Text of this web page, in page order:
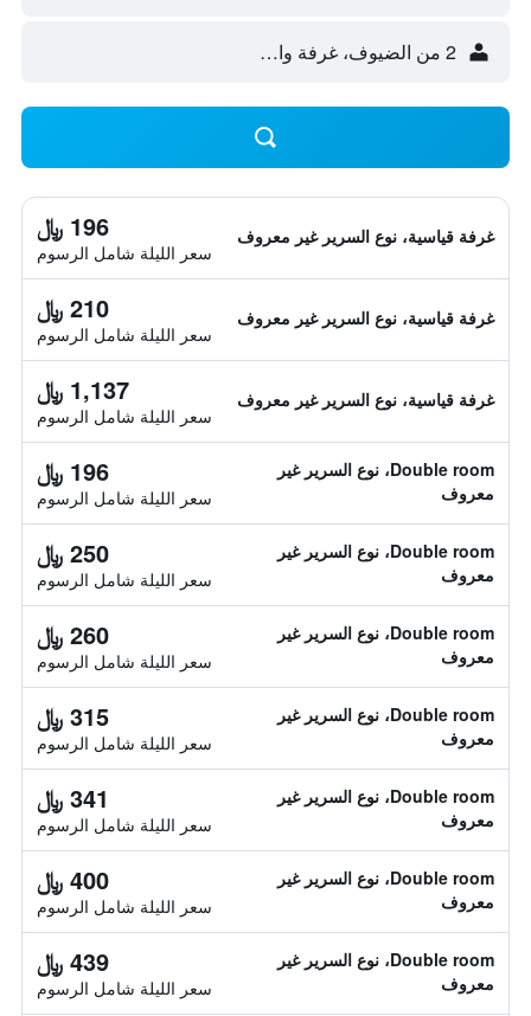
2 من الضيوف، غرفة واحدة
غرفة قياسية، نوع السرير غير معروف 196 ﷼
سعر الليلة شامل الرسوم
غرفة قياسية، نوع السرير غير معروف 210 ﷼
سعر الليلة شامل الرسوم
غرفة قياسية، نوع السرير غير معروف 1,137 ﷼
سعر الليلة شامل الرسوم
Double room، نوع السرير غير
معروف
196 ﷼
سعر الليلة شامل الرسوم
Double room، نوع السرير غير
معروف
250 ﷼
سعر الليلة شامل الرسوم
Double room، نوع السرير غير
معروف
260 ﷼
سعر الليلة شامل الرسوم
Double room، نوع السرير غير
معروف
315 ﷼
سعر الليلة شامل الرسوم
Double room، نوع السرير غير
معروف
341 ﷼
سعر الليلة شامل الرسوم
Double room، نوع السرير غير
معروف
400 ﷼
سعر الليلة شامل الرسوم
Double room، نوع السرير غير
معروف
439 ﷼
سعر الليلة شامل الرسوم